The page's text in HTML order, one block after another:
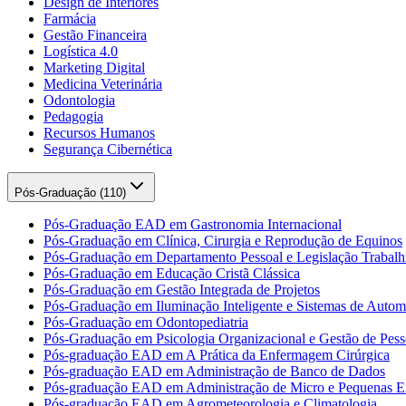
Farmácia
Gestão Financeira
Logística 4.0
Marketing Digital
Medicina Veterinária
Odontologia
Pedagogia
Recursos Humanos
Segurança Cibernética
Pós-Graduação (110)
Pós-Graduação EAD em Gastronomia Internacional
Pós-Graduação em Clínica, Cirurgia e Reprodução de Equinos
Pós-Graduação em Departamento Pessoal e Legislação
Pós-Graduação em Educação Cristã Clássica
Pós-Graduação em Gestão Integrada de Projetos
Pós-Graduação em Iluminação Inteligente e Sistemas de
Pós-Graduação em Odontopediatria
Pós-Graduação em Psicologia Organizacional e Gestão de
Pós-graduação EAD em A Prática da Enfermagem Cirúrgica
Pós-graduação EAD em Administração de Banco de Dados
Pós-graduação EAD em Administração de Micro e Pequenas